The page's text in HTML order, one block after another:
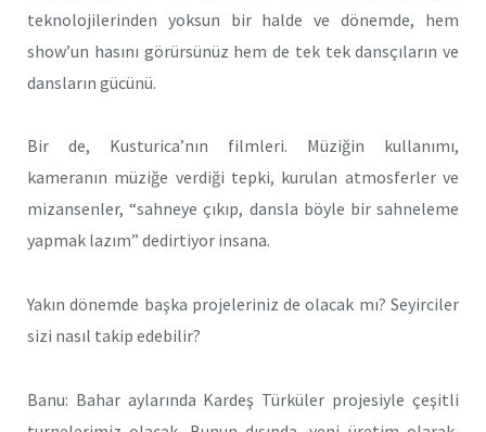
teknolojilerinden yoksun bir halde ve dönemde, hem
show’un hasını görürsünüz hem de tek tek dansçıların ve
dansların gücünü.
Bir de, Kusturica’nın filmleri. Müziğin kullanımı,
kameranın müziğe verdiği tepki, kurulan atmosferler ve
mizansenler, “sahneye çıkıp, dansla böyle bir sahneleme
yapmak lazım” dedirtiyor insana.
Yakın dönemde başka projeleriniz de olacak mı? Seyirciler
sizi nasıl takip edebilir?
Banu: Bahar aylarında Kardeş Türküler projesiyle çeşitli